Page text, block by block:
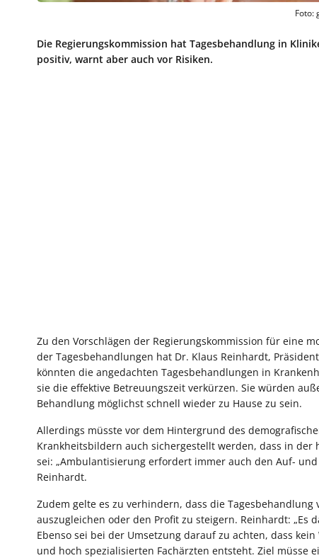
Foto:
Die Regierungskommission hat Tagesbehandlung in
positiv, warnt aber auch vor Risiken.
Zu den Vorschlägen der Regierungskommission für eine
der Tagesbehandlungen hat Dr. Klaus Reinhardt,
könnten die angedachten Tagesbehandlungen in
sie die effektive Betreuungszeit verkürzen. Sie würden
Behandlung möglichst schnell wieder zu Hause zu sein.
Allerdings müsste vor dem Hintergrund des
Krankheitsbildern auch sichergestellt werden, dass in
sei: „Ambulantisierung erfordert immer auch den Auf-
Reinhardt.
Zudem gelte es zu verhindern, dass die
auszugleichen oder den Profit zu steigern. Reinhardt:
Ebenso sei bei der Umsetzung darauf zu achten, dass
und hoch spezialisierten Fachärzten entsteht. Ziel